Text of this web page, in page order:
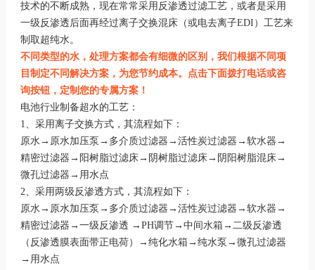
技术的不断成熟，现在常常采用反渗透过滤工艺，或者是采用
一级反渗透后面再经过离子交换混床（或电去离子EDI）工艺来
制取超纯水。
不同类型的水，处理方案都会有细微的区别，我们根据不同项
目制定不同解决方案，为您节约成本。点击下面拨打电话或咨
询按钮，定制您的专属方案！
电池行业制备超水的工艺：
1、采用离子交换方式，其流程如下：
原水→原水加压泵→多介质过滤器→活性炭过滤器→软水器→
精密过滤器→阳树脂过滤床→阴树脂过滤床→阴阳树脂混床→
微孔过滤器→用水点
2、采用两级反渗透方式，其流程如下：
原水→原水加压泵→多介质过滤器→活性炭过滤器→软水器→
精密过滤器→一级反渗透 →PH调节→中间水箱→二级反渗透
（反渗透膜表面带正电荷）→纯化水箱→纯水泵→微孔过滤器
→用水点